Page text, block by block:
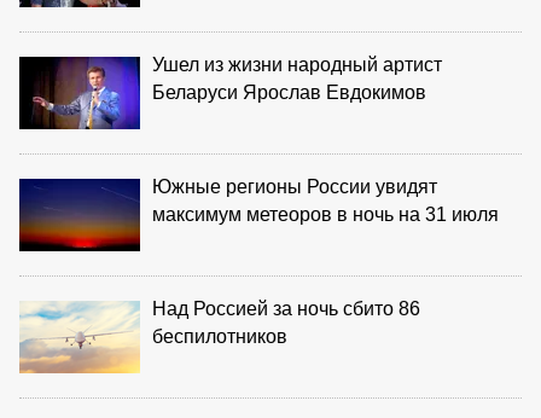
Ушел из жизни народный артист
Беларуси Ярослав Евдокимов
Южные регионы России увидят
максимум метеоров в ночь на 31 июля
Над Россией за ночь сбито 86
беспилотников